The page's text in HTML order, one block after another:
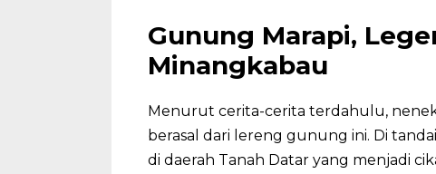
Gunung Marapi,
Minangkabau
Menurut cerita-cerita terdahulu,
berasal dari lereng gunung ini. Di
di daerah Tanah Datar yang menjadi